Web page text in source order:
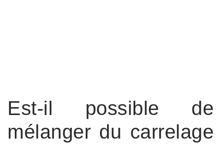
Est-il possible de
mélanger du carrelage